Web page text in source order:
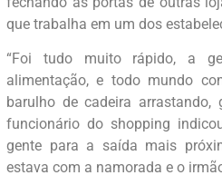
que trabalha em um dos
“Foi tudo muito rápido, a
alimentação, e todo mundo
barulho de cadeira arrastando,
funcionário do shopping
gente para a saída mais
estava com a namorada e o